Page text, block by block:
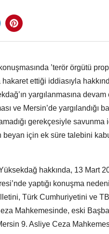
’terör örgütü
ettiği iddiasıyla
yargılanmasına
ve Mersin’de yargılandığı
gerekçesiyle savunma
beyan için ek süre talebini
hakkında, 13 Mart
yaptığı konuşma
Türk Cumhuriyetini ve
Mahkemesinde, eski
9. Asliye Ceza